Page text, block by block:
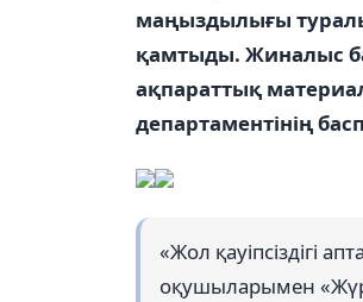
маңыздылығы
қамтыды. Жиналыс
ақпараттық
департаментінің
«Жол қауіпсіздігі
оқушыларымен